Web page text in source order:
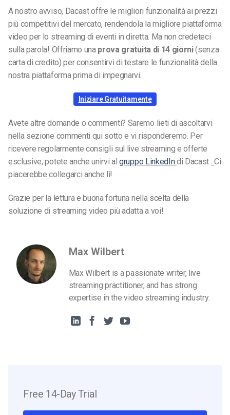
A nostro avviso, Dacast offre le migliori funzionalità ai prezzi
più competitivi del mercato, rendendola la migliore piattaforma
video per lo streaming di eventi in diretta. Ma non credeteci
sulla parola! Offriamo una prova gratuita di 14 giorni(senza
carta di credito) per consentirvi di testare le funzionalità della
nostra piattaforma prima di impegnarvi.
Iniziare Gratuitamente
Avete altre domande o commenti? Saremo lieti di ascoltarvi
nella sezione commenti qui sotto e vi risponderemo. Per
ricevere regolarmente consigli sul live streaming e offerte
esclusive, potete anche unirvi algruppo LinkedIndi Dacast .Ci
piacerebbe collegarci anche lì!
Grazie per la lettura e buona fortuna nella scelta della
soluzione di streaming video più adatta a voi!
Max Wilbert
Max Wilbert is a passionate writer, live
streaming practitioner, and has strong
expertise in the video streaming industry.
Free 14-Day Trial